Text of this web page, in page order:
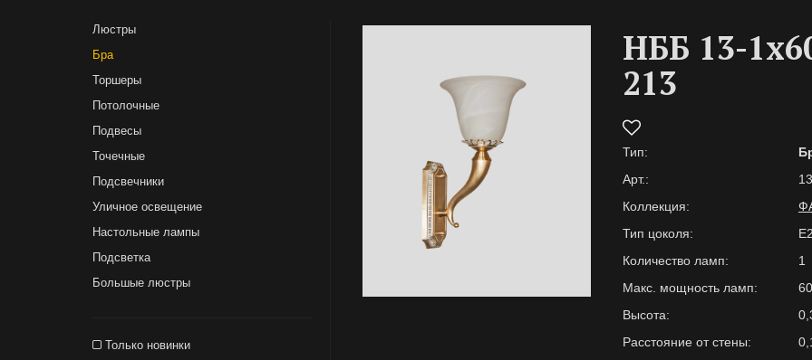
Люстры
Бра
Торшеры
Потолочные
Подвесы
Точечные
Подсвечники
Уличное освещение
Настольные лампы
Подсветка
Большые люстры
Только новинки
НББ 13-
213
Тип:
Арт.:
Коллекция:
Тип цоколя:
Количество ламп:
1
Макс. мощность ламп:
60
Высота:
Расстояние от стены: